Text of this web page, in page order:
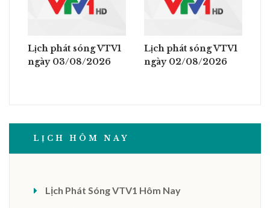
Lịch phát sóng VTV1
ngày 03/08/2026
Lịch phát sóng VTV1
ngày 02/08/2026
LỊCH HÔM NAY
Lịch Phát Sóng VTV1 Hôm Nay